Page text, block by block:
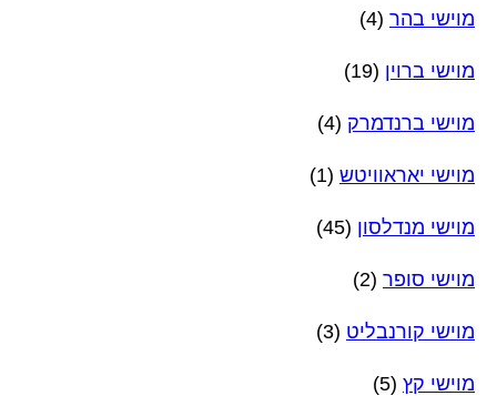
מוישי בהר (4)
מוישי ברוין (19)
מוישי ברנדמרק (4)
מוישי יאראוויטש (1)
מוישי מנדלסון (45)
מוישי סופר (2)
מוישי קורנבליט (3)
מוישי קץ (5)